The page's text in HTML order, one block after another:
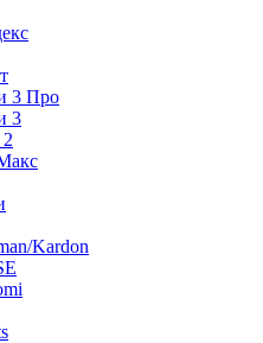
3 Про
3
Kardon